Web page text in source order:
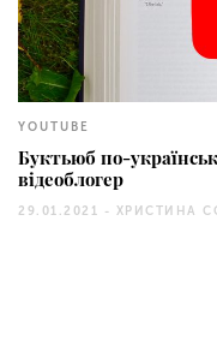
YOUTUBE
Буктьюб по-
відеоблогер
29.01.2021 - ХРИСТИНА